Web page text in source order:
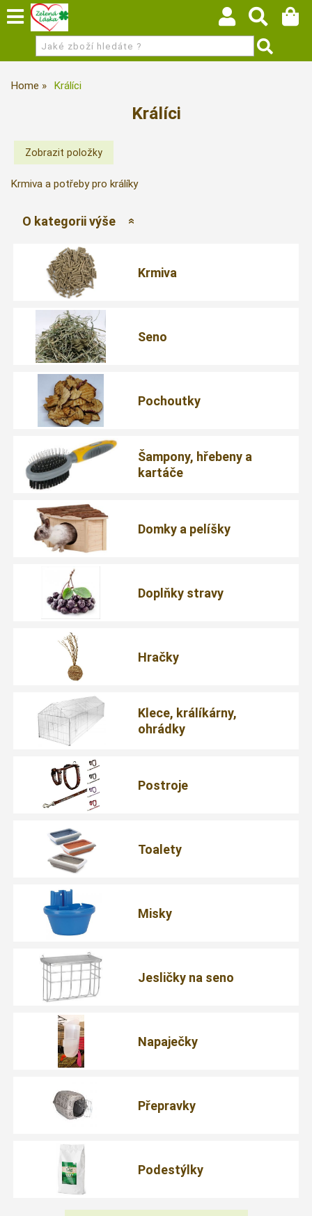
Home Králíci
Králíci
Krmiva a potřeby pro králíky
O kategorii výše
Krmiva
Seno
Pochoutky
Šampony, hřebeny a
kartáče
Domky a pelíšky
Doplňky stravy
Hračky
Klece, králíkárny,
ohrádky
Postroje
Toalety
Misky
Jesličky na seno
Napaječky
Přepravky
Podestýlky